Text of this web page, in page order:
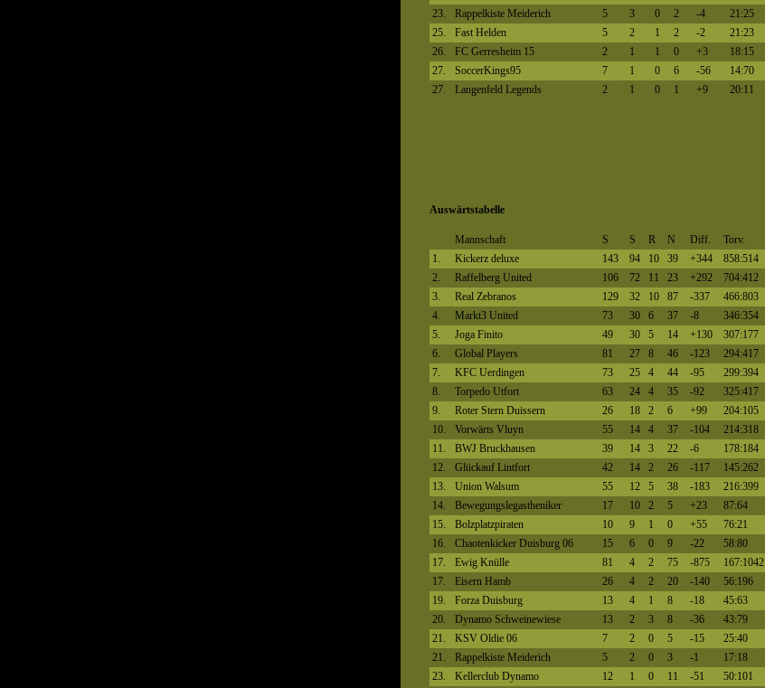
23.
Rappelkiste Meiderich 5 3 0 2 -4 21:25
25.
Fast Helden 5 2 1 2 -2 21:23
26.
FC Gerresheim 15 2 1 1 0 +3 18:15
27.
SoccerKings95 7 1 0 6 -56 14:70
27.
Langenfeld Legends 2 1 0 1 +9 20:11
Auswärtstabelle
Mannschaft S S R N Diff. Torv.
1.
Kickerz deluxe 143 94 10 39 +344 858:514
2.
Raffelberg United 106 72 11 23 +292 704:412
3.
Real Zebranos 129 32 10 87 -337 466:803
4.
Markt3 United 73 30 6 37 -8 346:354
5.
Joga Finito 49 30 5 14 +130 307:177
6.
Global Players 81 27 8 46 -123 294:417
7.
KFC Uerdingen 73 25 4 44 -95 299:394
8.
Torpedo Utfort 63 24 4 35 -92 325:417
9.
Roter Stern Duissern 26 18 2 6 +99 204:105
10.
Vorwärts Vluyn 55 14 4 37 -104 214:318
11.
BWJ Bruckhausen 39 14 3 22 -6 178:184
12.
Glückauf Lintfort 42 14 2 26 -117 145:262
13.
Union Walsum 55 12 5 38 -183 216:399
14.
Bewegungslegastheniker 17 10 2 5 +23 87:64
15.
Bolzplatzpiraten 10 9 1 0 +55 76:21
16.
Chaotenkicker Duisburg 06 15 6 0 9 -22 58:80
17.
Ewig Knülle 81 4 2 75 -875 167:1042
17.
Eisern Hamb 26 4 2 20 -140 56:196
19.
Forza Duisburg 13 4 1 8 -18 45:63
20.
Dynamo Schweinewiese 13 2 3 8 -36 43:79
21.
KSV Oldie 06 7 2 0 5 -15 25:40
21.
Rappelkiste Meiderich 5 2 0 3 -1 17:18
23.
Kellerclub Dynamo 12 1 0 11 -51 50:101